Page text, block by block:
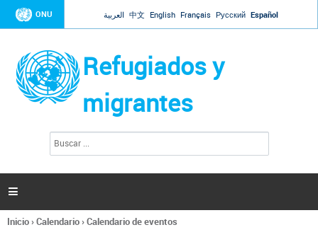
Jump to navigation
ONU العربية 中文 English Français Русский Español
Refugiados y
migrantes
l
s

Se
Inicio›Calendario›Calendario de eventos